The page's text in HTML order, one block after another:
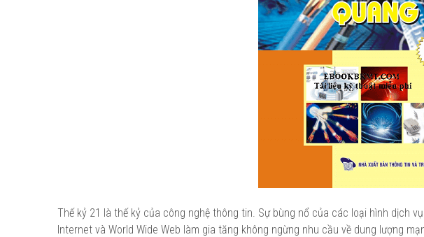
Thế kỷ 21 là thế kỷ của công nghệ thông tin. Sự bùng nổ của các loại hình dịch
Internet và World Wide Web làm gia tăng không ngừng nhu cầu về dung lượng